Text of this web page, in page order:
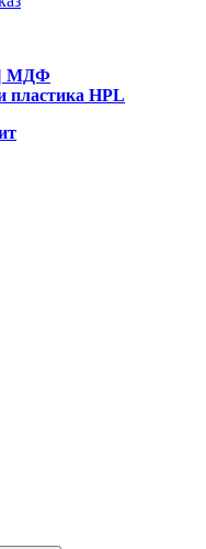
| МДФ
пластика HPL